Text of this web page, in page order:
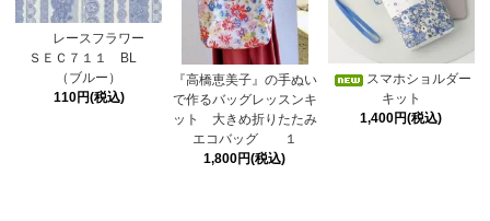
レースフラワー
ＳＥＣ７１１ BL
（ブルー）
110円(税込)
『高橋恵美子』の手ぬい
で作るバッグレッスンキ
ット 大きめ折りたたみ
エコバッグ １
1,800円(税込)
スマホショルダー
キット
1,400円(税込)